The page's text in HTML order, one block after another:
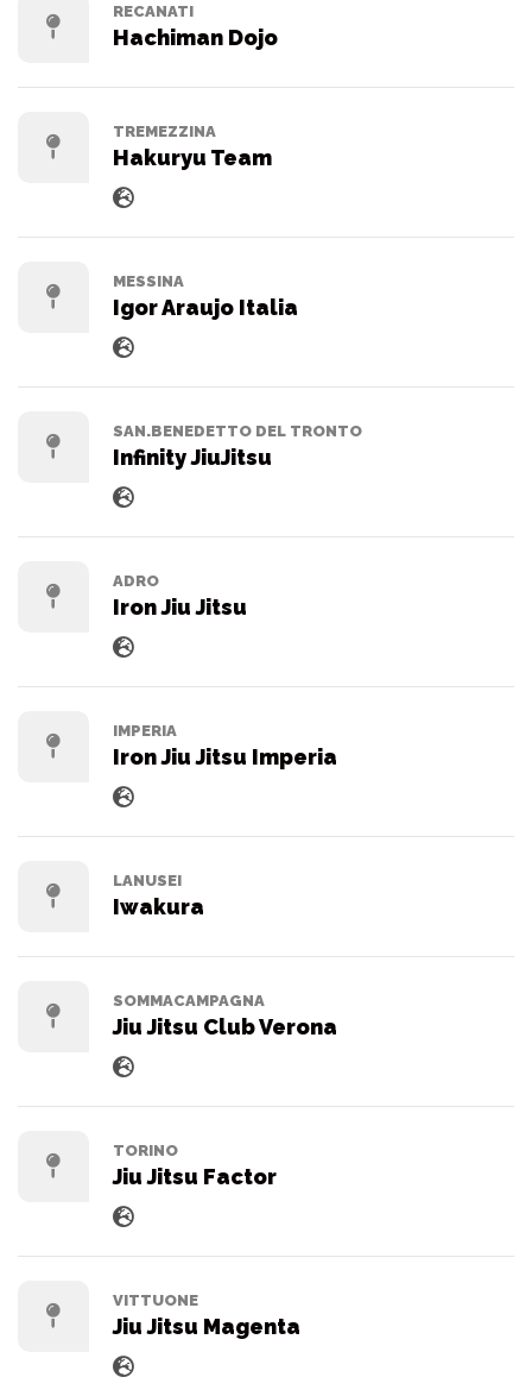
RECANATI
Hachiman Dojo
TREMEZZINA
Hakuryu Team
MESSINA
Igor Araujo Italia
SAN.BENEDETTO DEL TRONTO
Infinity JiuJitsu
ADRO
Iron Jiu Jitsu
IMPERIA
Iron Jiu Jitsu Imperia
LANUSEI
Iwakura
SOMMACAMPAGNA
Jiu Jitsu Club Verona
TORINO
Jiu Jitsu Factor
VITTUONE
Jiu Jitsu Magenta